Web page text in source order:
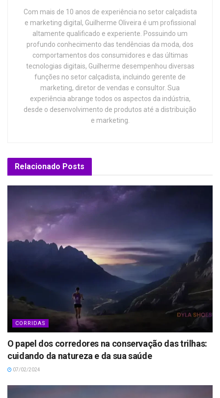
Com mais de 10 anos de experiência no setor calçadista
e marketing digital, Guilherme Oliveira é um profissional
altamente qualificado e experiente. Possuindo um
profundo conhecimento das tendências da moda, dos
comportamentos dos consumidores e das últimas
tecnologias digitais, Guilherme desempenhou diversas
funções no setor calçadista, incluindo gerente de
marketing, diretor de vendas e consultor. Sua
experiência abrange todos os aspectos da indústria,
desde o desenvolvimento de produtos até a distribuição
e marketing.
Relacionado Posts
CORRIDAS
O papel dos corredores na conservação das trilhas:
cuidando da natureza e da sua saúde
07/02/2024